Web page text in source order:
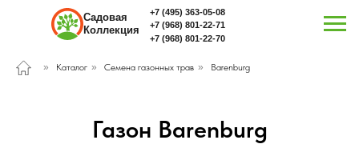
+7 (495) 363-05-08
+7 (968) 801-22-71
Садовая
Коллекция
+7 (968) 801-22-70
» Каталог » Семена газонных трав » Barenburg
Газон Barenburg